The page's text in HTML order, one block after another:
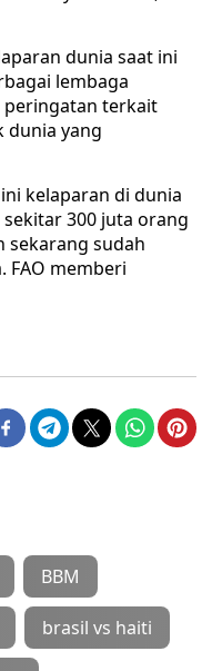
dunia saat ini
lembaga
terkait
dunia yang
kelaparan di dunia
300 juta orang
sekarang sudah
FAO memberi
BBM
brasil vs haiti